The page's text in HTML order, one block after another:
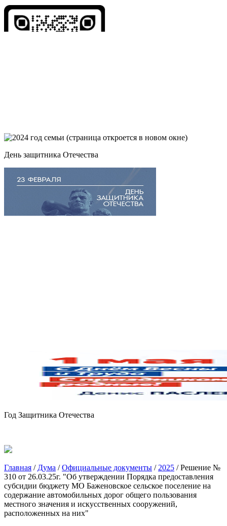
День защитника Отечества
Год Защитника Отечества
Главная / Дума /Официальные документы / 2025 /Решение №
310 от 26.03.25г. "Об утверждении Порядка предоставления
субсидии бюджету МО Баженовское сельское поселение на
содержание автомобильных дорог общего пользования
местного значения и искусственных сооружений,
расположенных на них"